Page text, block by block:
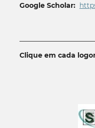
Google Scholar:
Clique em cada